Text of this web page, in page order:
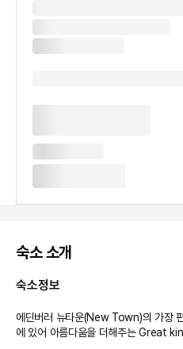
숙소 소개
숙소정보
에딘버러 뉴타운(New Town)의 가장
에 있어 아름다움을 더해주는 Great